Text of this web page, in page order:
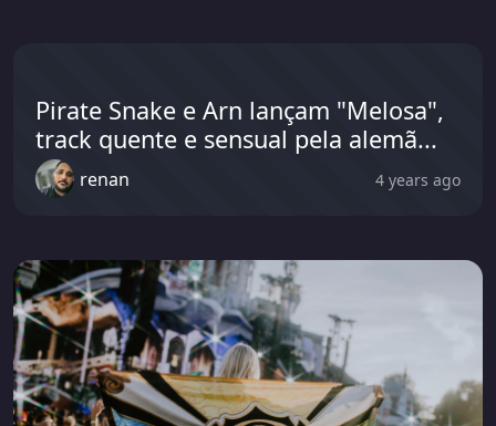
Pirate Snake e Arn lançam "Melosa",
track quente e sensual pela alemã...
renan 4 years ago